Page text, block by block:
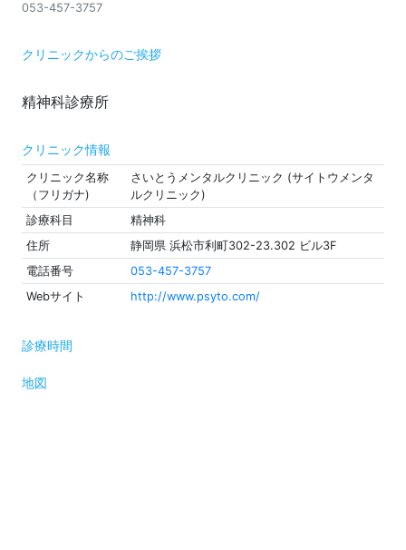
053-457-3757
クリニックからのご挨拶
クリニック情報
クリニック名称
（フリガナ)
さいとうメンタルクリニック (サイトウメンタ
ルクリニック)
診療科目
精神科
住所
静岡県 浜松市利町302-23.302 ビル3F
電話番号
053-457-3757
Webサイト
http://www.psyto.com/
診療時間
地図